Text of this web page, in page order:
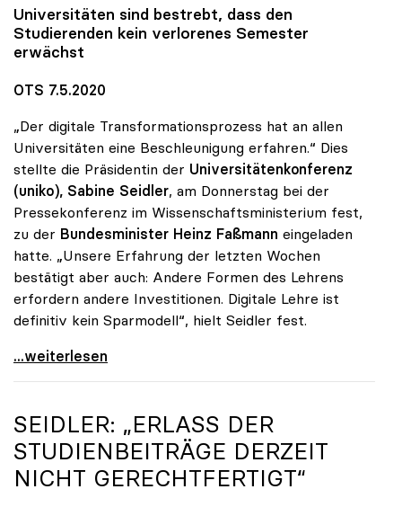
Universitäten sind bestrebt, dass den
Studierenden kein verlorenes Semester
erwächst
OTS 7.5.2020
„Der digitale Transformationsprozess hat an allen
Universitäten eine Beschleunigung erfahren.“ Dies
stellte die Präsidentin der Universitätenkonferenz
(uniko), Sabine Seidler, am Donnerstag bei der
Pressekonferenz im Wissenschaftsministerium fest,
zu der Bundesminister Heinz Faßmann eingeladen
hatte. „Unsere Erfahrung der letzten Wochen
bestätigt aber auch: Andere Formen des Lehrens
erfordern andere Investitionen. Digitale Lehre ist
definitiv kein Sparmodell“, hielt Seidler fest.
uniko-Präsidentin Seidler: „Digitale Lehre ist
...weiterlesen
SEIDLER: „ERLASS DER
STUDIENBEITRÄGE DERZEIT
NICHT GERECHTFERTIGT“